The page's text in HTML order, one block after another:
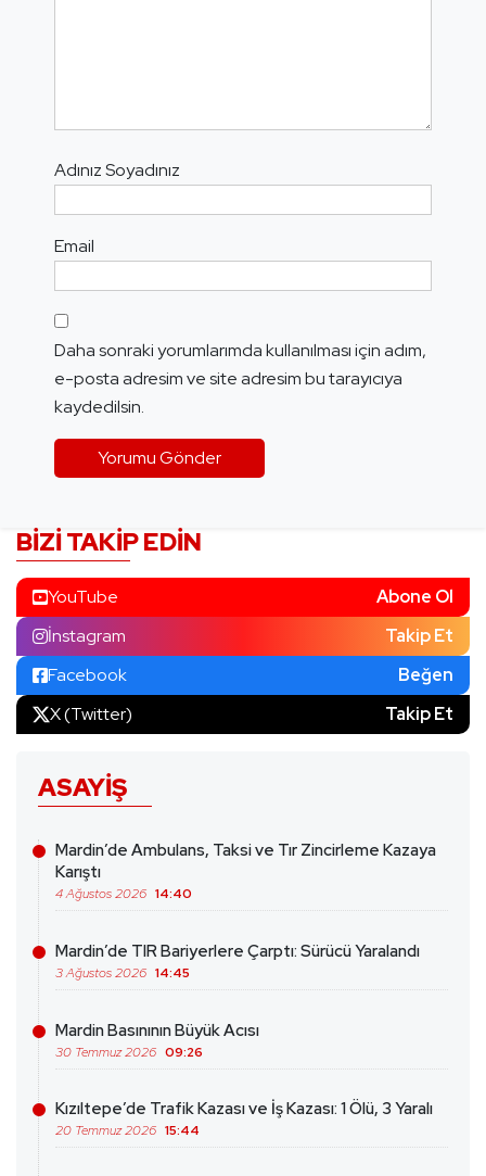
Adınız Soyadınız
Email
Daha sonraki yorumlarımda kullanılması için adım,
e-posta adresim ve site adresim bu tarayıcıya
kaydedilsin.
BIZI TAKIP EDIN
YouTube
Abone Ol
İnstagram
Takip Et
Facebook
Beğen
X (Twitter)
Takip Et
ASAYIŞ
Mardin’de Ambulans, Taksi ve Tır Zincirleme Kazaya
Karıştı
4 Ağustos 2026 14:40
Mardin’de TIR Bariyerlere Çarptı: Sürücü Yaralandı
3 Ağustos 2026 14:45
Mardin Basınının Büyük Acısı
30 Temmuz 2026 09:26
Kızıltepe’de Trafik Kazası ve İş Kazası: 1 Ölü, 3 Yaralı
20 Temmuz 2026 15:44